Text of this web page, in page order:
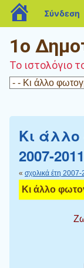
1ο
Το ιστολόγιο
Κι άλλο
2007-2011
« σχολικά έτη 2007-
Κι άλλο
blogs.sch.gr
Σύνδεση